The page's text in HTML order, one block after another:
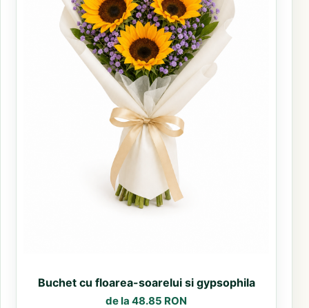
Buchet cu floarea-soarelui si gypsophila
de la 48.85 RON